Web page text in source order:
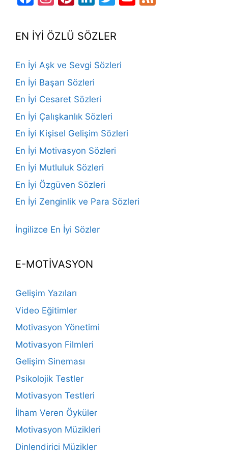
EN İYİ ÖZLÜ SÖZLER
En İyi Aşk ve Sevgi Sözleri
En İyi Başarı Sözleri
En İyi Cesaret Sözleri
En İyi Çalışkanlık Sözleri
En İyi Kişisel Gelişim Sözleri
En İyi Motivasyon Sözleri
En İyi Mutluluk Sözleri
En İyi Özgüven Sözleri
En İyi Zenginlik ve Para Sözleri
İngilizce En İyi Sözler
E-MOTİVASYON
Gelişim Yazıları
Video Eğitimler
Motivasyon Yönetimi
Motivasyon Filmleri
Gelişim Sineması
Psikolojik Testler
Motivasyon Testleri
İlham Veren Öyküler
Motivasyon Müzikleri
Dinlendirici Müzikler